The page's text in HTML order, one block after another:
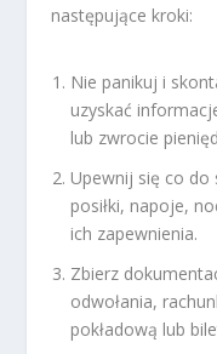
następujące kroki:
Nie panikuj i
uzyskać
lub zwrocie
Upewnij się co
posiłki, napoje,
ich zapewnienia.
Zbierz
odwołania,
pokładową lub